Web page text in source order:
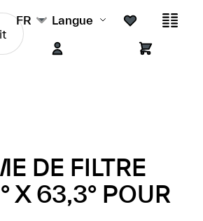
FR Langue
DE FILTRE
X 63,3° POUR